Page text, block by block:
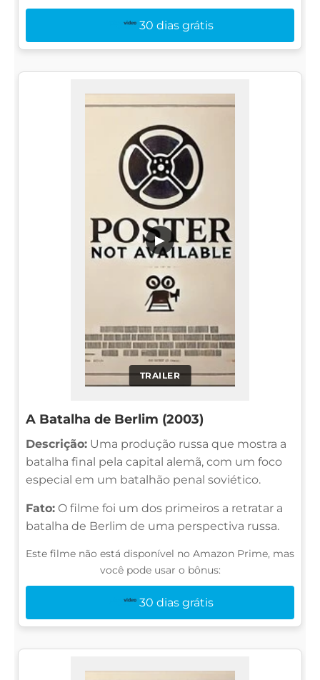
30 dias grátis
TRAILER
▶
A Batalha de Berlim (2003)
Descrição: Uma produção russa que mostra a
batalha final pela capital alemã, com um foco
especial em um batalhão penal soviético.
Fato: O filme foi um dos primeiros a retratar a
batalha de Berlim de uma perspectiva russa.
Este filme não está disponível no Amazon Prime, mas
você pode usar o bônus:
30 dias grátis